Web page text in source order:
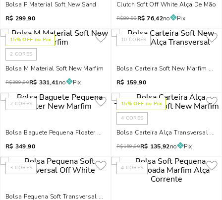
Bolsa P Material Soft New Sand
R$ 299,90
Clutch Soft Off White Alça De Mão
R$89,90R$ 76,42no Pix
15% OFF no Pix
2 CORES
Bolsa M Material Soft New Marfim
R$389,90R$ 331,41no Pix
10 CORES
Bolsa Carteira Soft New Marfim
R$ 159,90
2 CORES
Bolsa Baguete Pequena Floater New Marfim
R$ 349,90
15% OFF no Pix
4 CORES
Bolsa
R$159,90R$ 135,92no Pix
3 CORES
Bolsa Pequena Soft Transversal Off White
4 CORES